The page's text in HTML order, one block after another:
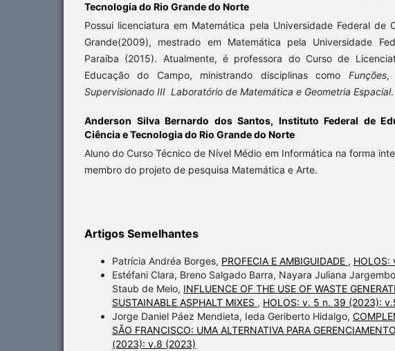
Tecnologia do Rio Grande do Norte
Possui licenciatura em Matemática pela Universidade Federal de
Grande(2009), mestrado em Matemática pela Universidade
Paraíba (2015). Atualmente, é professora do Curso de
Educação do Campo, ministrando disciplinas como Funções
Supervisionado III Laboratório de Matemática e Geometria Espacial.
Anderson Silva Bernardo dos Santos, Instituto Federal de
Ciência e Tecnologia do Rio Grande do Norte
Aluno do Curso Técnico de Nível Médio em Informática na forma
membro do projeto de pesquisa Matemática e Arte.
Artigos Semelhantes
Patrícia Andréa Borges, PROFECIA E AMBIGUIDADE ,
Estéfani Clara, Breno Salgado Barra, Nayara Juliana
Staub de Melo, INFLUENCE OF THE USE OF WASTE
SUSTAINABLE ASPHALT MIXES , HOLOS: v. 5 n. 39 (2023):
Jorge Daniel Páez Mendieta, Ieda Geriberto Hidalgo,
SÃO FRANCISCO: UMA ALTERNATIVA PARA
(2023): v.8 (2023)